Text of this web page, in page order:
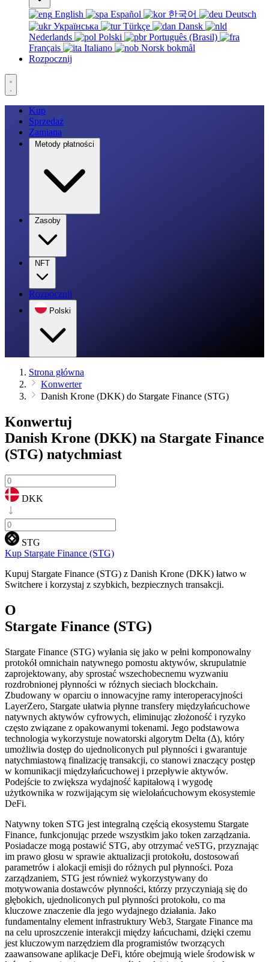
English Español 한국어
Deutsch
Українська
Türkçe
Dansk
Nederlands
Polski
Português (Brasil)
Français
Italiano
Norsk bokmål
Rozpocznij
Kup
Sprzedaż
Zamiana
Metody płatności
Zasoby
NFT
Rozpocznij
Polski
Strona główna
Konwerter
Danish Krone (DKK) do Stargate Finance (STG)
Konwertuj
Danish Krone (DKK) na Stargate Finance
(STG) natychmiast
DKK
STG
Kup Stargate Finance (STG)
Kupuj Stargate Finance (STG) z Danish Krone (DKK) łatwo w
Switchere i korzystaj z szybkich, bezpiecznych transakcji.
O
Stargate Finance (STG)
Stargate Finance (STG) wyłania się jako w pełni komponowalny
protokół omnichain natywnego pomostu aktywów, skrupulatnie
zaprojektowany, aby sprostać wszechobecnemu wyzwaniu
rozdrobnionej płynności w różnych sieciach blockchain.
Zbudowany w oparciu o innowacyjne ramy interoperacyjności
LayerZero, Stargate ułatwia płynne transfery międzyłańcuchowe
natywnych aktywów cyfrowych, eliminując złożoność i ryzyko
często związane z opakowanymi tokenami. Jego podstawowa
technologia wykorzystuje nowatorski algorytm Delta (Δ), który
umożliwia dostęp do ujednoliconych pul płynności i gwarantuje
natychmiastową finalizację transakcji, co stanowi znaczący postęp
w komunikacji międzyłańcuchowej i przepływie aktywów.
Podejście to zwiększa wydajność kapitałową i wygodę
użytkownika w rozwijającym się wielołańcuchowym ekosystemie
DeFi.
Natywny token STG jest integralną częścią ekosystemu Stargate
Finance, funkcjonując przede wszystkim jako token zarządzania.
Posiadacze mogą postawić STG, aby otrzymać veSTG, przyznając
im prawo głosu w sprawie aktualizacji protokołu, dostosowań
parametrów i alokacji emisji do różnych pul płynności. Poza
zarządzaniem, STG jest również wykorzystywany do
motywowania dostawców płynności, którzy przyczyniają się do
głębokich, ujednoliconych pul płynności protokołu, co ma
kluczowe znaczenie dla jego wydajnego działania. Jako
fundamentalny element infrastruktury Web3, Stargate Finance ma
na celu uproszczenie interakcji między łańcuchami, dzięki czemu
jest kluczowym narzędziem dla programistów tworzących
zaawansowane aplikacje DeFi, które obejmują wiele środowisk w